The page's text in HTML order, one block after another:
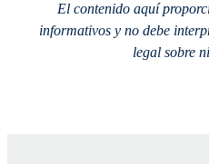
El contenido aquí
informativos y no debe
legal sobre